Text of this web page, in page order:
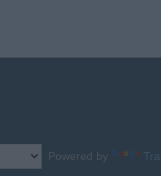
Powered by